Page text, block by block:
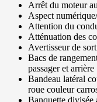
Arrêt du moteur
Aspect
Attention du
Atténuation des
Avertisseur de
Bacs de
passager et arrière
Bandeau latéral
roue couleur